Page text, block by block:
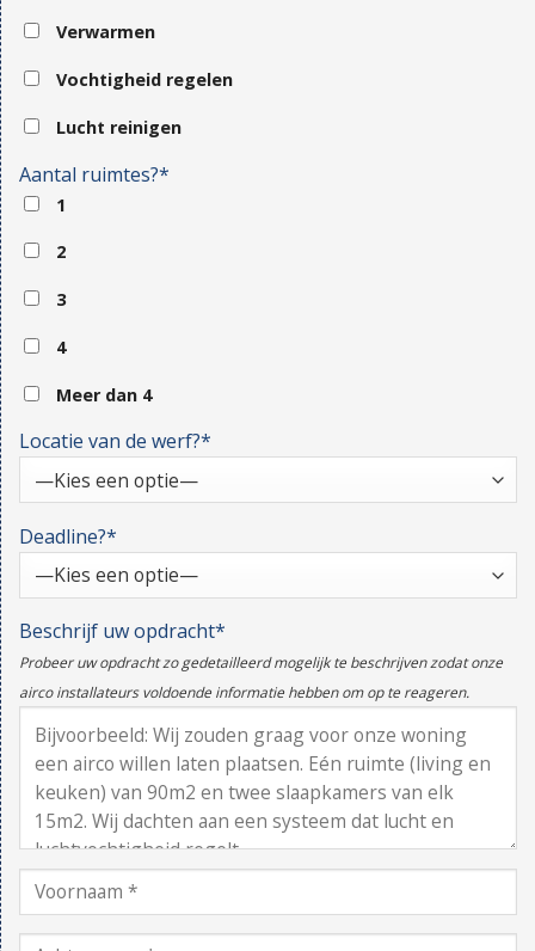
Verwarmen
Vochtigheid regelen
Lucht reinigen
Aantal ruimtes?*
1
2
3
4
Meer dan 4
Locatie van de werf?*
Deadline?*
Beschrijf uw opdracht*
Probeer uw opdracht zo gedetailleerd mogelijk te beschrijven zodat onze
airco installateurs voldoende informatie hebben om op te reageren.